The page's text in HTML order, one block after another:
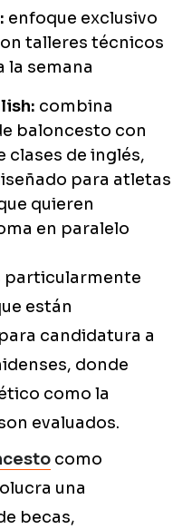
enfoque exclusivo
talleres técnicos
la semana
combina
baloncesto con
clases de inglés,
para atletas
quieren
en paralelo
particularmente
están
candidatura a
donde
como la
evaluados.
como
una
becas,